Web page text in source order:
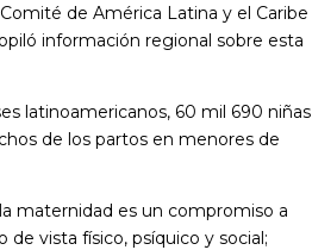
Comité de América Latina y el Caribe
información regional sobre esta
latinoamericanos, 60 mil 690 niñas
de los partos en menores de
maternidad es un compromiso a
vista físico, psíquico y social;